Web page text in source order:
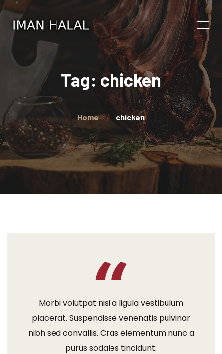
Tag: chicken
Home chicken
Morbi volutpat nisi a ligula vestibulum
placerat. Suspendisse venenatis pulvinar
nibh sed convallis. Cras elementum nunc a
purus sodales tincidunt.